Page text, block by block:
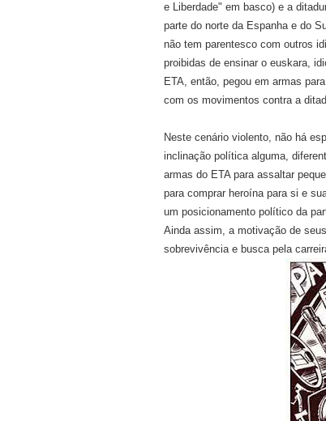
e Liberdade" em basco) e a
parte do norte da Espanha e do
não tem parentesco com outros
proibidas de ensinar o euskara,
ETA, então, pegou em armas
com os movimentos contra a
Neste cenário violento, não há
inclinação política alguma,
armas do ETA para assaltar
para comprar heroína para si e
um posicionamento político da
Ainda assim, a motivação de
sobrevivência e busca pela